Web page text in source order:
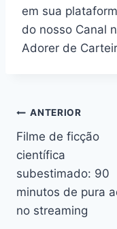
em sua
do nosso Canal
Adorer de
Navegação
de
Post
ANTERIOR
Filme de ficção
científica
subestimado: 90
minutos de pura
no streaming